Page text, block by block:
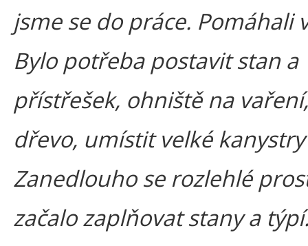
jsme se do práce. Pomáhali
Bylo potřeba postavit stan a
přístřešek, ohniště na
dřevo, umístit velké
Zanedlouho se rozlehlé
začalo zaplňovat stany a